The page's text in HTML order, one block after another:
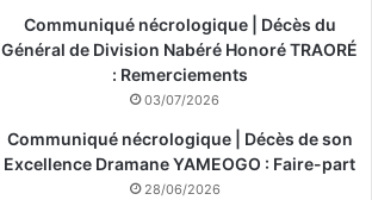
Communiqué nécrologique | Décès du
Général de Division Nabéré Honoré TRAORÉ
: Remerciements
03/07/2026
Communiqué nécrologique | Décès de son
Excellence Dramane YAMEOGO : Faire-part
28/06/2026